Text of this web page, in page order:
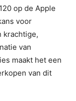
op de Apple
voor
krachtige,
van
maakt het een
van dit